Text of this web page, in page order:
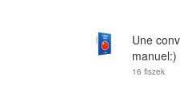
Une
16 fiszek